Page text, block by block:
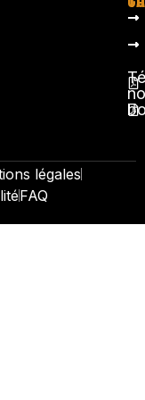
légales
FAQ